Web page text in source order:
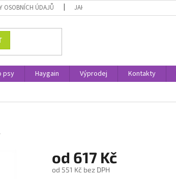
OSOBNÍCH ÚDAJŮ JAK NAKUPOVAT
psy Haygain Výprodej Kontakty
od 617 Kč
od 551 Kčbez DPH